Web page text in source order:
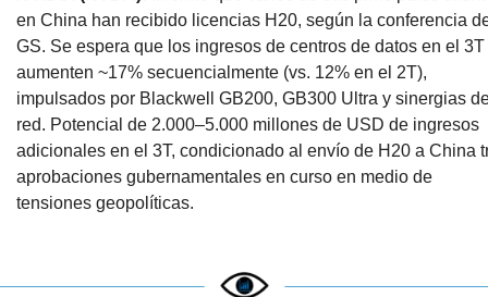
en China han recibido licencias H20, según la conferencia
GS. Se espera que los ingresos de centros de datos en el 3T
aumenten ~17% secuencialmente (vs. 12% en el 2T),
impulsados por Blackwell GB200, GB300 Ultra y sinergias
red. Potencial de 2.000–5.000 millones de USD de ingresos
adicionales en el 3T, condicionado al envío de H20 a China
aprobaciones gubernamentales en curso en medio de
tensiones geopolíticas.